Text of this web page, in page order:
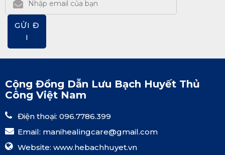
GỬI Đ
I
Cộng Đồng Dẫn Lưu Bạch Huyết Thủ
Công Việt Nam
Điện thoại: 096.7786.399
Email: manihealingcare@gmail.com
Website: www.hebachhuyet.vn